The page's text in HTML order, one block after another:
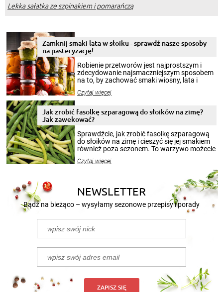
Lekka sałatka ze szpinakiem i pomarańczą
Zamknij smaki lata w słoiku - sprawdź nasze sposoby
na pasteryzację!
Robienie przetworów jest najprostszym i
zdecydowanie najsmaczniejszym sposobem
na to, by zachować smaki wiosny, lata i
krajobrazów, by cieszyć nimi oko w sezonie
pełni poczuć atmosferę cieplejszych
miesięcy. Przygotowanie słoików ze
patenty, które pozwolą zachować świeżość
przetworów.
Czytaj więcej
Jak zrobić fasolkę szparagową do słoików na zimę?
Jak zawekować?
Sprawdźcie, jak zrobić fasolkę szparagową
do słoików na zimę i cieszyć się jej smakiem
również poza sezonem. To warzywo możecie
nasze propozycje!
Czytaj więcej
NEWSLETTER
Bądź na bieżąco – wysyłamy sezonowe przepisy i porady
ZAPISZ SIĘ